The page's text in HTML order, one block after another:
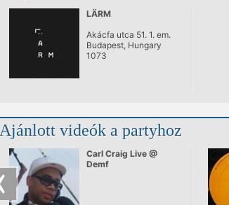
LÄRM
Akácfa utca 51. 1. em.
Budapest, Hungary
1073
Ajánlott videók a partyhoz
Carl Craig Live @
Demf